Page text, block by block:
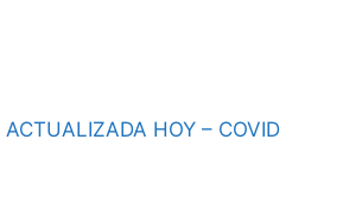
ACTUALIZADA HOY – COVID